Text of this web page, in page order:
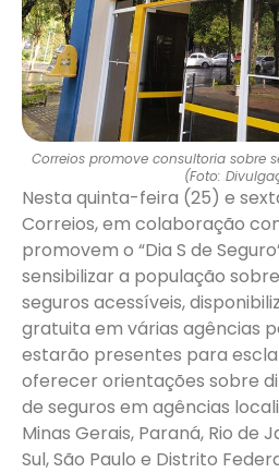
Correios promove consultoria sobre
(Foto:
Nesta quinta-feira (25) e
Correios, em colaboração
promovem o “Dia S de
sensibilizar a população
seguros acessíveis,
gratuita em várias agências
estarão presentes para
oferecer orientações sobre
de seguros em agências
Minas Gerais, Paraná, Rio de
Sul, São Paulo e Distrito